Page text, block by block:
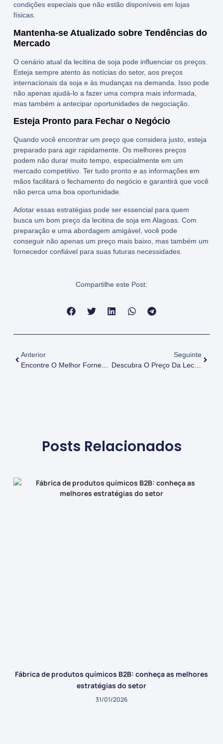
condições especiais que não estão disponíveis em lojas
físicas.
Mantenha-se Atualizado sobre Tendências do
Mercado
O cenário atual da lecitina de soja pode influenciar os preços.
Esteja sempre atento às notícias do setor, aos preços
internacionais da soja e às mudanças na demanda. Isso pode
não apenas ajudá-lo a fazer uma compra mais informada,
mas também a antecipar oportunidades de negociação.
Esteja Pronto para Fechar o Negócio
Quando você encontrar um preço que considera justo, esteja
preparado para agir rapidamente. Os melhores preços
podem não durar muito tempo, especialmente em um
mercado competitivo. Ter tudo pronto e as informações em
mãos facilitará o fechamento do negócio e garantirá que você
não perca uma boa oportunidade.
Adotar essas estratégias pode ser essencial para quem
busca um bom preço da lecitina de soja em Alagoas. Com
preparação e uma abordagem amigável, você pode
conseguir não apenas um preço mais baixo, mas também um
fornecedor confiável para suas futuras necessidades.
Compartilhe este Post:
Anterior
Encontre O Melhor Fornecedor De Lecitina De Soja Em Pernambuco
Seguinte
Descubra O Preço Da Lecitina De Soja Em Paraíba: O Guia Completo
Posts Relacionados
Fábrica de produtos químicos B2B: conheça as melhores
estratégias do setor
31/01/2026